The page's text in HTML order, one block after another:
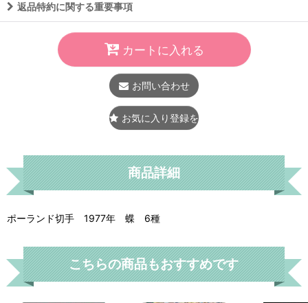
返品特約に関する重要事項
カートに入れる
お問い合わせ
お気に入り登録をする
商品詳細
ポーランド切手 1977年 蝶 6種
こちらの商品もおすすめです